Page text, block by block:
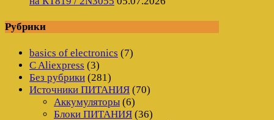
Рубрики
basics of electronics (7)
C Aliexpress (3)
Без рубрики (281)
Источники ПИТАНИЯ (70)
Аккумуляторы (6)
Блоки ПИТАНИЯ (36)